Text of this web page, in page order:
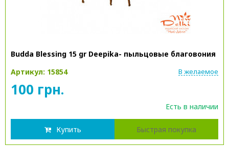
Budda Blessing 15 gr Deepika- пыльцовые благовония
Артикул: 15854
В желаемое
100 грн.
Есть в наличии
Купить Быстрая покупка